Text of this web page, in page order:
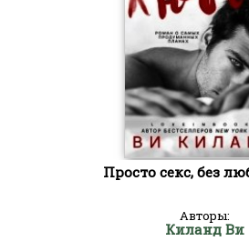
Просто секс, без
Авторы:
Киланд Ви